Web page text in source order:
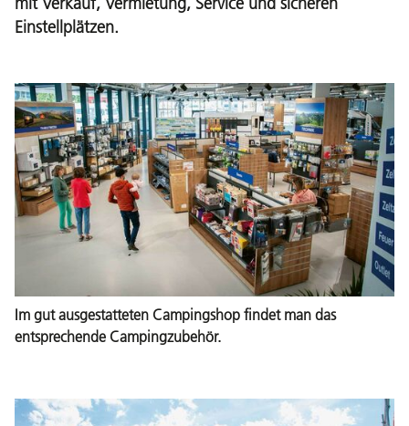
Einstellplätzen.
Im gut ausgestatteten Campingshop findet man das
entsprechende Campingzubehör.